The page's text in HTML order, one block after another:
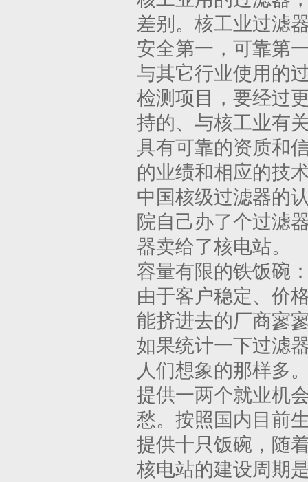
差别。核工业过滤
安全第一，可靠第
与其它行业使用的
检测项目，要经过
持的、与核工业有
具有可靠的资质和
的业绩和相应的技
中国核级过滤器的
院自己办了个过滤
器卖给了核电站。
容量有限的铁饭碗
由于客户稳定、价
能挤进去的厂商寥
如果统计一下过滤
人们想象的那样多
提供一两个就业机
愁。按照国内目前
提供十只饭碗，随
核电站的建设周期